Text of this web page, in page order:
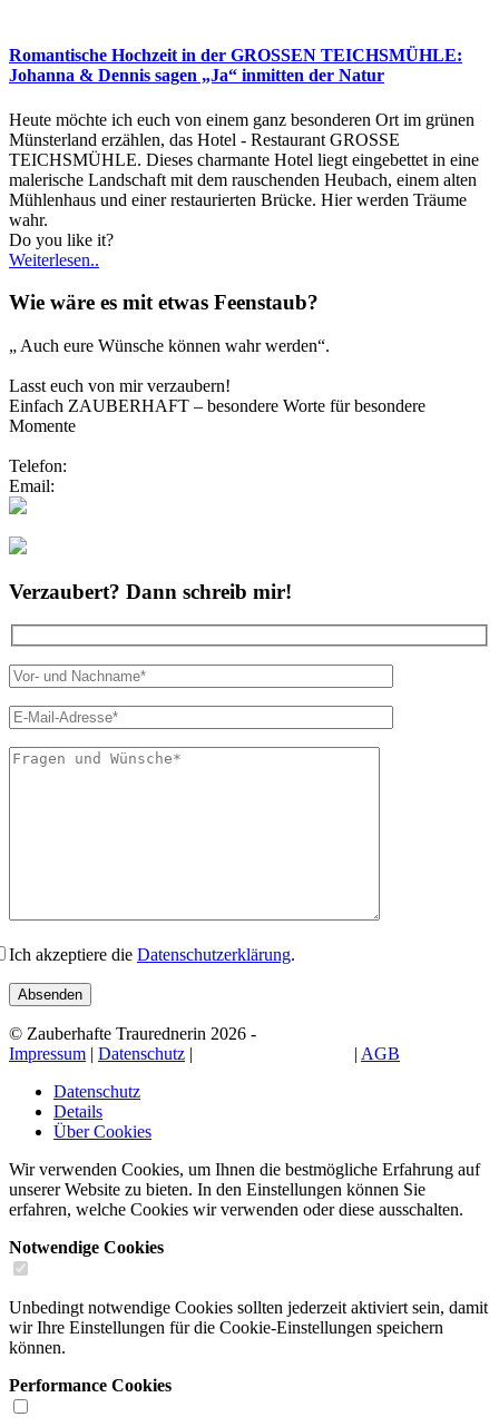
Romantische Hochzeit in der GROSSEN TEICHSMÜHLE:
Johanna & Dennis sagen „Ja“ inmitten der Natur
Heute möchte ich euch von einem ganz besonderen Ort im grünen
Münsterland erzählen, das Hotel - Restaurant GROSSE
TEICHSMÜHLE. Dieses charmante Hotel liegt eingebettet in eine
malerische Landschaft mit dem rauschenden Heubach, einem alten
Mühlenhaus und einer restaurierten Brücke. Hier werden Träume
wahr.
Do you like it?
Weiterlesen..
Wie wäre es mit etwas Feenstaub?
„ Auch eure Wünsche können wahr werden“.
Lasst euch von mir verzaubern!
Einfach ZAUBERHAFT – besondere Worte für besondere
Momente
Telefon:
Email:
Verzaubert? Dann schreib mir!
Ich akzeptiere die Datenschutzerklärung.
© Zauberhafte Traurednerin 2026 -
Impressum | Datenschutz | | AGB
Datenschutz
Details
Über Cookies
Wir verwenden Cookies, um Ihnen die bestmögliche Erfahrung auf
unserer Website zu bieten. In den Einstellungen können Sie
erfahren, welche Cookies wir verwenden oder diese ausschalten.
Notwendige Cookies
Unbedingt notwendige Cookies sollten jederzeit aktiviert sein, damit
wir Ihre Einstellungen für die Cookie-Einstellungen speichern
können.
Performance Cookies